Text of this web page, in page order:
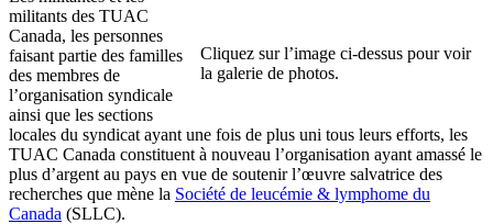
Cliquez sur l’image ci-dessus pour voir
la galerie de photos.
militants des TUAC
Canada, les personnes
faisant partie des familles
des membres de
l’organisation syndicale
ainsi que les sections
locales du syndicat ayant une fois de plus uni tous leurs efforts, les
TUAC Canada constituent à nouveau l’organisation ayant amassé le
plus d’argent au pays en vue de soutenir l’œuvre salvatrice des
recherches que mène la Société de leucémie & lymphome du
Canada (SLLC).